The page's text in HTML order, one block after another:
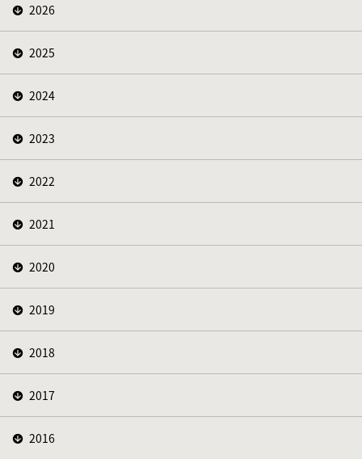
2026
2025
2024
2023
2022
2021
2020
2019
2018
2017
2016